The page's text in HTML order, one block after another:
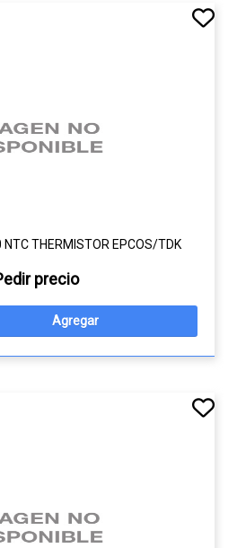
THERMISTOR EPCOS/TDK
precio